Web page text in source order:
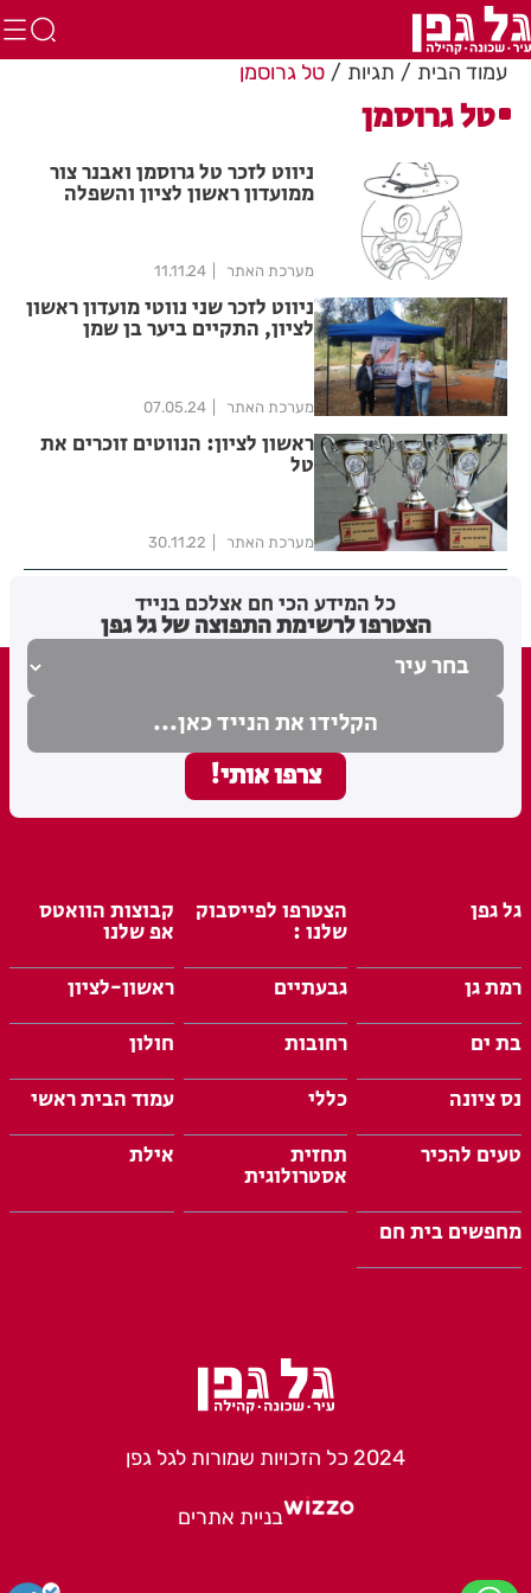
עמוד הבית תגיות טל גרוסמן
טל גרוסמן
ניווט לזכר טל גרוסמן ואבנר צור
ממועדון ראשון לציון והשפלה
מערכת האתר 11.11.24
ניווט לזכר שני נווטי מועדון ראשון
לציון, התקיים ביער בן שמן
מערכת האתר 07.05.24
ראשון לציון: הנווטים זוכרים את
טל
מערכת האתר 30.11.22
כל המידע הכי חם אצלכם בנייד
הצטרפו לרשימת התפוצה של גל גפן
גל גפן הצטרפו לפייסבוק
שלנו :
קבוצות הוואטס
אפ שלנו
רמת גן
גבעתיים
ראשון-לציון
בת ים
רחובות
חולון
נס ציונה
כללי
עמוד הבית ראשי
טעים להכיר
תחזית
אסטרולוגית
אילת
מחפשים בית חם
2024 כל הזכויות שמורות לגל גפן
בניית אתרים